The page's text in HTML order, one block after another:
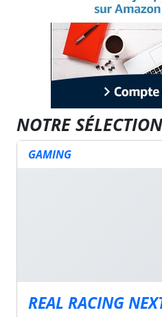
NOTRE SÉLECTION
GAMING
REAL RACING